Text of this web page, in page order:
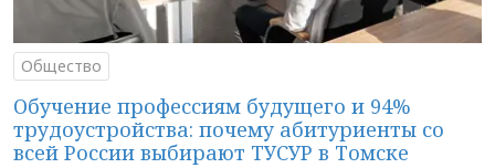
Общество
Обучение профессиям будущего и 94%
трудоустройства: почему абитуриенты со
всей России выбирают ТУСУР в Томске